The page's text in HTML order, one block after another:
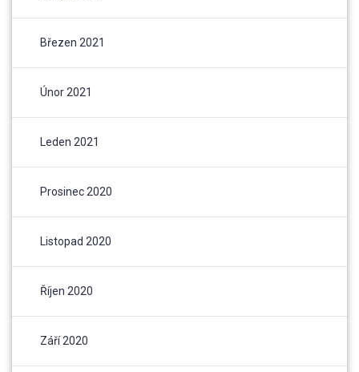
Březen 2021
Únor 2021
Leden 2021
Prosinec 2020
Listopad 2020
Říjen 2020
Září 2020